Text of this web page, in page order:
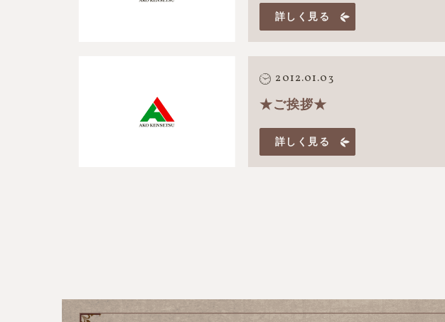
詳しく見る
2012.01.03
★ご挨拶★
詳しく見る